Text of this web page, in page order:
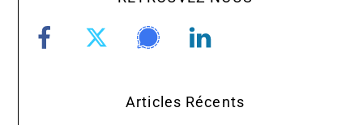
Articles Récents